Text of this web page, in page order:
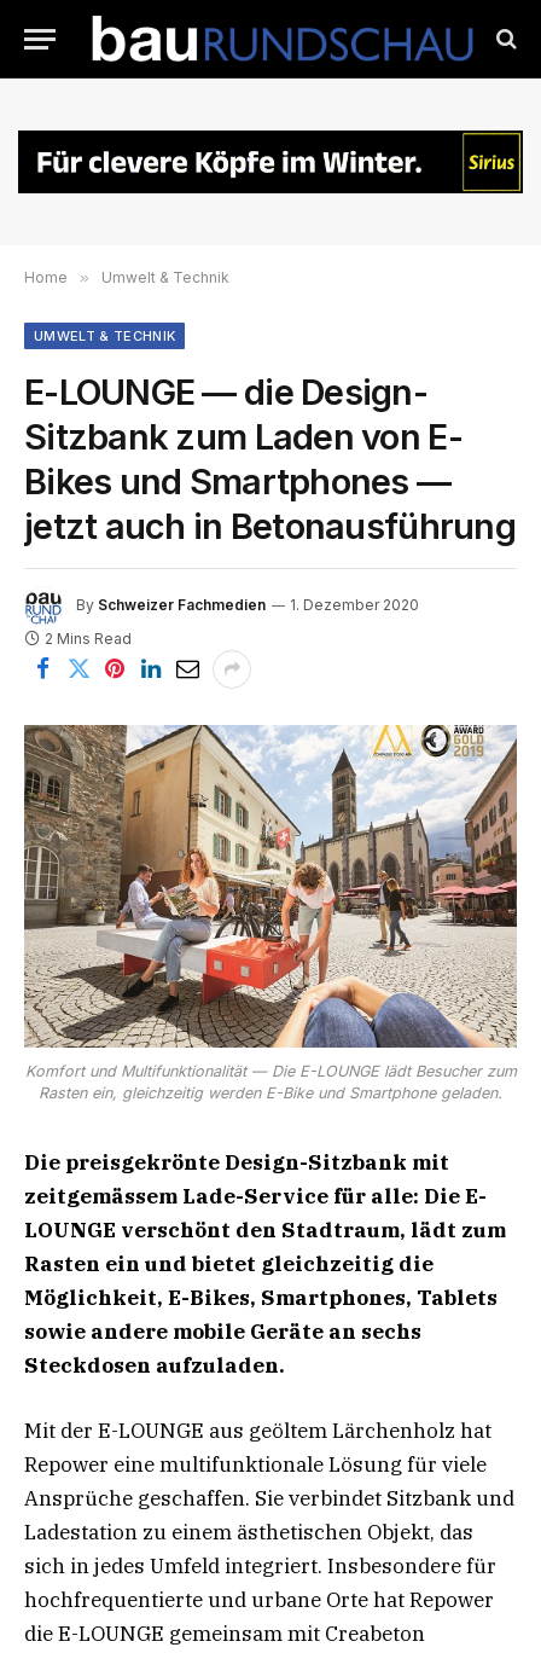
Home » Umwelt & Technik
UMWELT & TECHNIK
E-LOUNGE — die Design-
Sitzbank zum Laden von E-
Bikes und Smartphones —
jetzt auch in Betonausführung
By Schweizer Fachmedien
1. Dezember 2020
2 Mins Read
Komfort und Multifunktionalität — Die E-LOUNGE lädt Besucher zum
Rasten ein, gleichzeitig werden E-Bike und Smartphone geladen.
Die preisgekrönte Design-Sitzbank mit
zeitgemässem Lade-Service für alle: Die E-
LOUNGE verschönt den Stadtraum, lädt zum
Rasten ein und bietet gleichzeitig die
Möglichkeit, E-Bikes, Smartphones, Tablets
sowie andere mobile Geräte an sechs
Steckdosen aufzuladen.
Mit der E-LOUNGE aus geöltem Lärchenholz hat
Repower eine multifunktionale Lösung für viele
Ansprüche geschaffen. Sie verbindet Sitzbank und
Ladestation zu einem ästhetischen Objekt, das
sich in jedes Umfeld integriert. Insbesondere für
hochfrequentierte und urbane Orte hat Repower
die E-LOUNGE gemeinsam mit Creabeton